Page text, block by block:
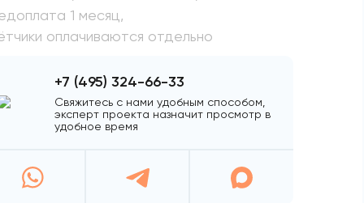
1 месяц,
оплачиваются отдельно
+7 (495) 324-66-33
Свяжитесь с нами удобным способом,
эксперт проекта назначит просмотр в
удобное время